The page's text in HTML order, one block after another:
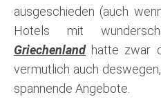
ausgeschieden (auch
Hotels mit
Griechenland hatte zwar
vermutlich auch
spannende Angebote.